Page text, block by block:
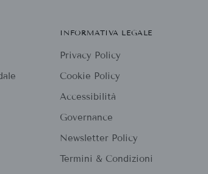
INFORMATIVA LEGALE
Privacy Policy
Cookie Policy
Accessibilità
Governance
Newsletter Policy
Termini & Condizioni